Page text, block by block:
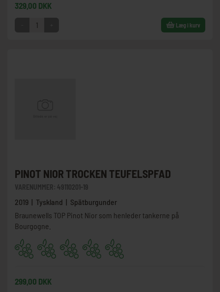
329,00 DKK
Læg i kurv
PINOT NIOR TROCKEN TEUFELSPFAD
VARENUMMER: 49110201-19
2019 | Tyskland | Spätburgunder
Braunewells TOP Pinot Nior som henleder tankerne på
Bourgogne.
299,00 DKK